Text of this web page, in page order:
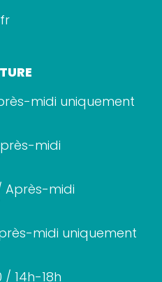
midi uniquement
midi
Après-midi
midi uniquement
/ 14h-18h